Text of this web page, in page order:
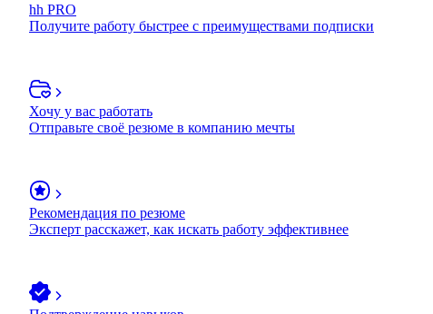
hh PRO
Получите работу быстрее с преимуществами подписки
Хочу у вас работать
Отправьте своё резюме в компанию мечты
Рекомендация по резюме
Эксперт расскажет, как искать работу эффективнее